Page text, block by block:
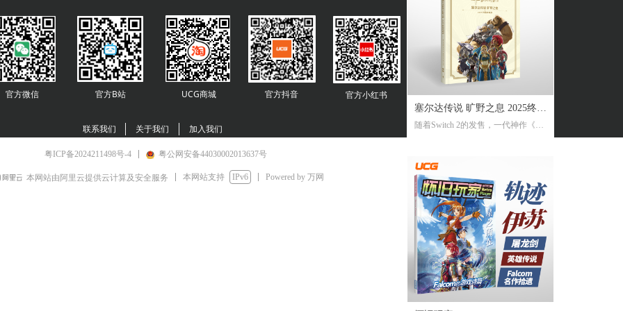
塞尔达传说 旷野之息 2025终极
攻略本
随着Switch 2的发售，一代神作《旷
受好评的完全攻略本基础上，增加
了16页全新内容，总页数达到了316
页。新增内容包括NS2版详解、ZEL
DA NOTES指南，以及新增的125个
塞尔达声之记忆的收集地图及其内
容！
官方B站
官方微信
联系我们 关于我们 加入我们
UCG商城 官方抖音 官方小红书
粤ICP备2024211498号-4 粤公网安备44030002013637号
本网站由阿里云提供云计算及安全服务 本网站支持 IPv6 Powered by 万网